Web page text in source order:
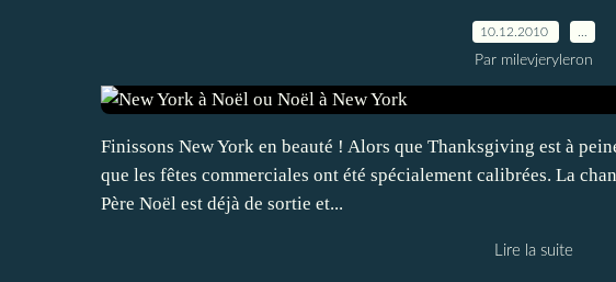
10.12.2010
Par milevjeryleron
Finissons New York en beauté ! Alors que Thanksgiving est à
que les fêtes commerciales ont été spécialement calibrées. La
Père Noël est déjà de sortie et...
Lire la suite